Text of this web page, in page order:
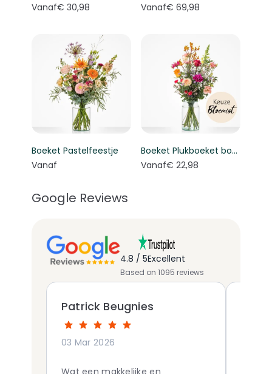
Vanaf€ 30,98
Vanaf€ 69,98
Boeket Pastelfeestje
Vanaf
Boeket Plukboeket bont - Keuze bloemist
Vanaf€ 22,98
Google Reviews
4.8 / 5Excellent
Based on 1095 reviews
Patrick Beugnies
03 Mar 2026